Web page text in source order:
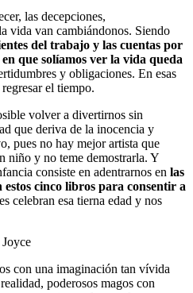
las decepciones,
vida van cambiándonos. Siendo
del trabajo y las cuentas por
que solíamos ver la vida queda
y obligaciones. En esas
el tiempo.
volver a divertirnos sin
que deriva de la inocencia y
pues no hay mejor artista que
niño y no teme demostrarla. Y
consiste en adentrarnos en las
estos cinco libros para consentir a
celebran esa tierna edad y nos
con una imaginación tan vívida
poderosos magos con